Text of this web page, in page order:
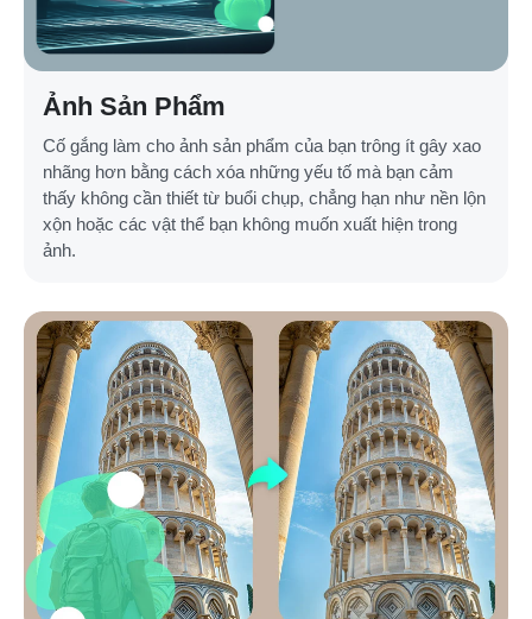
Ảnh Sản Phẩm
Cố gắng làm cho ảnh sản phẩm của bạn trông ít gây xao
nhãng hơn bằng cách xóa những yếu tố mà bạn cảm
thấy không cần thiết từ buổi chụp, chẳng hạn như nền lộn
xộn hoặc các vật thể bạn không muốn xuất hiện trong
ảnh.